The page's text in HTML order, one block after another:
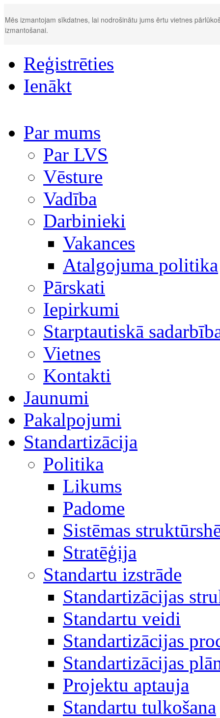
Mēs izmantojam sīkdatnes, lai nodrošinātu jums ērtu vietnes
izmantošanai.
Reģistrēties
Ienākt
Par mums
Par LVS
Vēsture
Vadība
Darbinieki
Vakances
Atalgojuma politika
Pārskati
Iepirkumi
Starptautiskā
Vietnes
Kontakti
Jaunumi
Pakalpojumi
Standartizācija
Politika
Likums
Padome
Sistēmas
Stratēģija
Standartu izstrāde
Standartizācijas
Standartu veidi
Standartizācijas
Standartizācijas
Projektu aptauja
Standartu tulkošana